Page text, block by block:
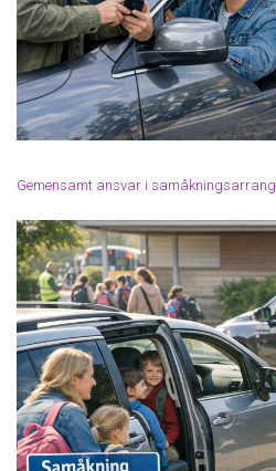
Gemensamt ansvar i